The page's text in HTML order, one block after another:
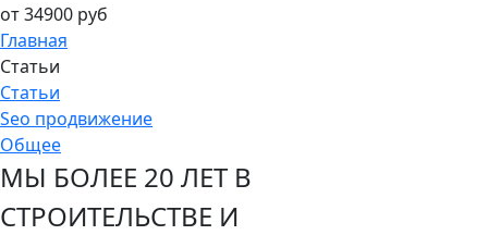
от 34900 руб
Главная
Статьи
Статьи
Seo продвижение
Общее
МЫ БОЛЕЕ 20 ЛЕТ В
СТРОИТЕЛЬСТВЕ И